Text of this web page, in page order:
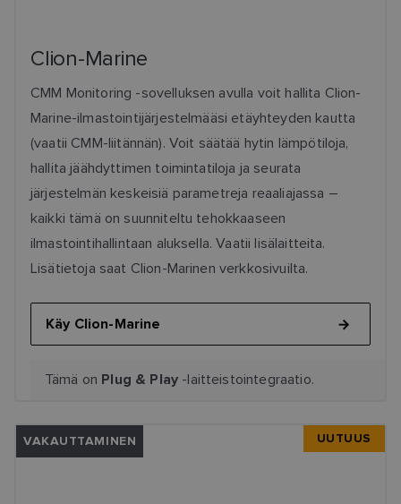
Clion-Marine
CMM Monitoring -sovelluksen avulla voit hallita Clion-
Marine-ilmastointijärjestelmääsi etäyhteyden kautta
(vaatii CMM-liitännän). Voit säätää hytin lämpötiloja,
hallita jäähdyttimen toimintatiloja ja seurata
järjestelmän keskeisiä parametreja reaaliajassa –
kaikki tämä on suunniteltu tehokkaaseen
ilmastointihallintaan aluksella. Vaatii lisälaitteita.
Lisätietoja saat Clion-Marinen verkkosivuilta.
Käy Clion-Marine
Tämä on Plug & Play -laitteistointegraatio.
VAKAUTTAMINEN UUTUUS